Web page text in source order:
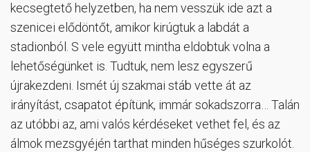
kecsegtető helyzetben, ha nem vesszük ide azt a
szenicei elődöntőt, amikor kirúgtuk a labdát a
stadionból. S vele együtt mintha eldobtuk volna a
lehetőségünket is. Tudtuk, nem lesz egyszerű
újrakezdeni. Ismét új szakmai stáb vette át az
irányítást, csapatot építünk, immár sokadszorra… Talán
az utóbbi az, ami valós kérdéseket vethet fel, és az
álmok mezsgyéjén tarthat minden hűséges szurkolót.